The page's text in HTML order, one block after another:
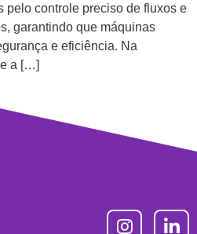
pelo controle preciso de fluxos e
garantindo que máquinas
e eficiência. Na
a […]